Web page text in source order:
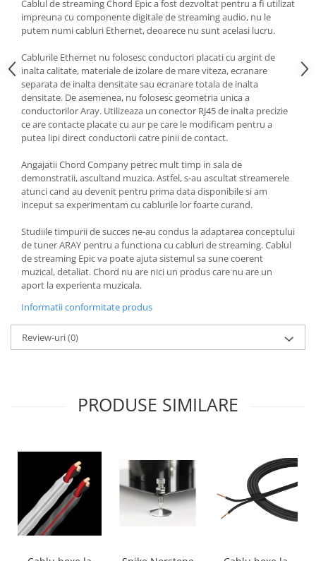
Cablul de streaming Chord Epic a fost dezvoltat pentru a fi utilizat
impreuna cu componente digitale de streaming audio, nu le
putem numi cabluri Ethernet, deoarece nu sunt acelasi lucru.
Cablurile Ethernet nu folosesc conductori placati cu argint de
inalta calitate, materiale de izolare de mare viteza, ecranare
separata de inalta densitate sau ecranare totala de inalta
densitate. De asemenea, nu folosesc geometria unica a
conductorilor Aray. Utilizeaza un conector RJ45 de inalta precizie
ce are contacte placate cu aur pe care le modificam pentru a
putea lipi direct conductorii catre pinii de contact.
Angajatii Chord Company petrec mult timp in sala de
demonstratii, ascultand muzica. Astfel, s-au ascultat streamerele
atunci cand au devenit pentru prima data disponibile si am
inceput sa experimentam cu cablurile lor foarte curand.
Studiile timpurii de succes ne-au condus la adaptarea conceptului
de tuner ARAY pentru a functiona cu cabluri de streaming. Cablul
de streaming Epic va poate ajuta sistemul sa sune coerent
muzical, detaliat. Chord nu are nici un produs care nu are un
aport la experienta muzicala.
Informatii conformitate produs
Review-uri(0)
PRODUSE SIMILARE